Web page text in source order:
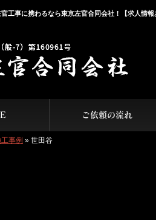
工事に携わるなら東京左官合同会社！【求人情報
ご依頼の流れ
事例 » 世田谷